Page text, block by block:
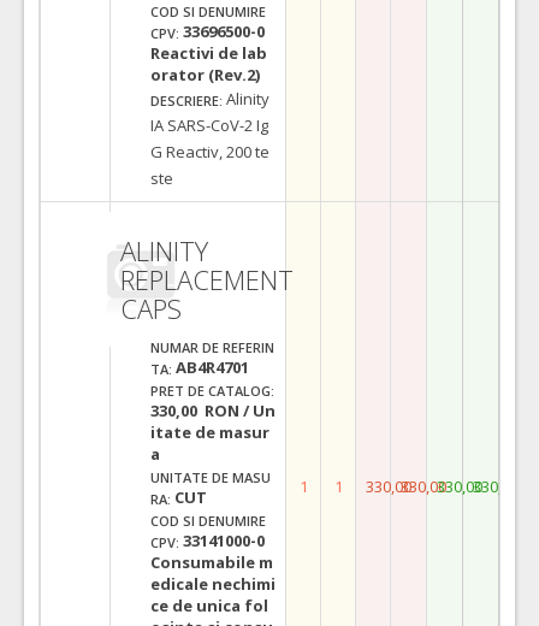
COD SI DENUMIRE
CPV: 33696500-0
Reactivi de lab
orator (Rev.2)
DESCRIERE: Alinity
IA SARS-CoV-2 Ig
G Reactiv, 200 te
ste
ALINITY
REPLACEMENT
CAPS
NUMAR DE REFERIN
TA: AB4R4701
PRET DE CATALOG:
330,00 RON / Un
itate de masur
a
UNITATE DE MASU
RA: CUT
COD SI DENUMIRE
CPV: 33141000-0
Consumabile m
edicale nechimi
ce de unica fol
1 1 330,00330,00330,00330,00